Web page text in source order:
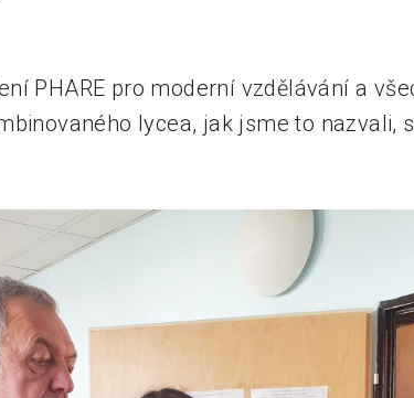
PHARE pro moderní vzdělávání a
lycea, jak jsme to nazvali,